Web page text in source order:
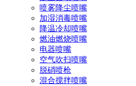
喷雾降尘喷嘴
加湿消毒喷嘴
降温冷却喷嘴
燃油燃烧喷嘴
电器喷嘴
空气吹扫喷嘴
脱硝喷枪
混合搅拌喷嘴
长原喷雾技术有限公司专业生产
器清洗喷嘴、工业用喷嘴
精密自动喷雾系统设备
加湿降温系统设备
选，定制化服务，是一站式喷雾及清
计到售后全程支持。